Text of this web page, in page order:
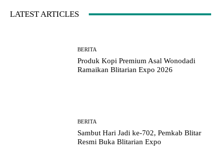
LATEST ARTICLES
BERITA
Produk Kopi Premium Asal Wonodadi
Ramaikan Blitarian Expo 2026
BERITA
Sambut Hari Jadi ke-702, Pemkab Blitar
Resmi Buka Blitarian Expo